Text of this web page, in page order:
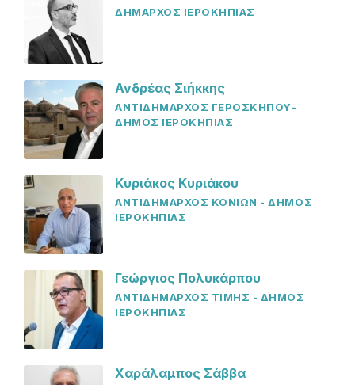
ΔΗΜΑΡΧΟΣ ΙΕΡΟΚΗΠΙΑΣ
Ανδρέας Σιήκκης
ΑΝΤΙΔΗΜΑΡΧΟΣ ΓΕΡΟΣΚΗΠΟΥ-
ΔΗΜΟΣ ΙΕΡΟΚΗΠΙΑΣ
Κυριάκος Κυριάκου
ΑΝΤΙΔΗΜΑΡΧΟΣ ΚΟΝΙΩΝ - ΔΗΜΟΣ
ΙΕΡΟΚΗΠΙΑΣ
Γεώργιος Πολυκάρπου
ΑΝΤΙΔΗΜΑΡΧΟΣ ΤΙΜΗΣ - ΔΗΜΟΣ
ΙΕΡΟΚΗΠΙΑΣ
Χαράλαμπος Σάββα